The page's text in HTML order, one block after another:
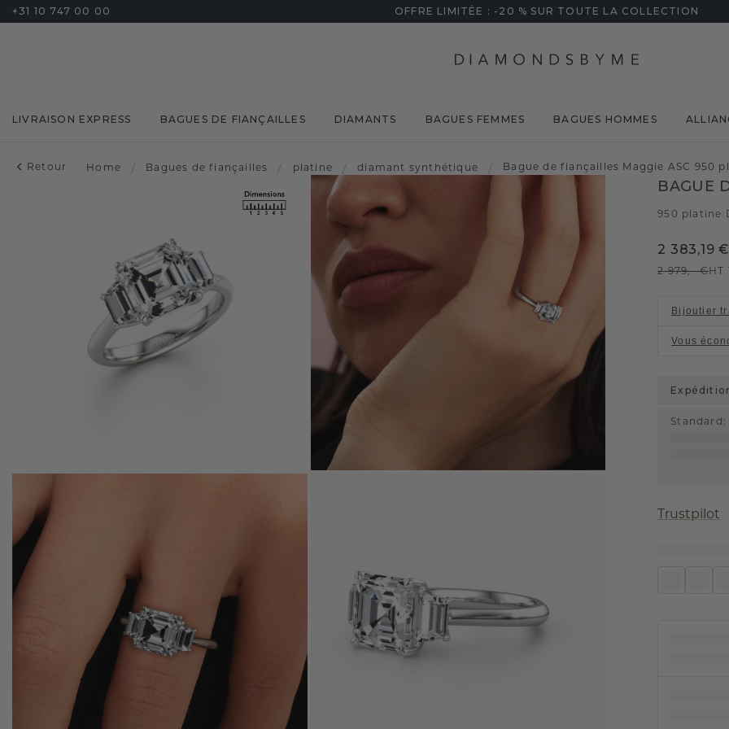
+31 10 747 00 00 OFFRE LIMITÉE : -20 % SUR TOUTE LA COLLECTION
LIVRAISON EXPRESS BAGUES DE FIANÇAILLES DIAMANTS BAGUES FEMMES BAGUES HOMMES
Retour Home / Bagues de fiançailles / platine / diamant synthétique / Bague de fiançailles Maggie ASC 950
BAGUE
950 platine
2 383,19 €
2 979,- €HT
Bijoutier
Vous
Standard :
Trustpilot